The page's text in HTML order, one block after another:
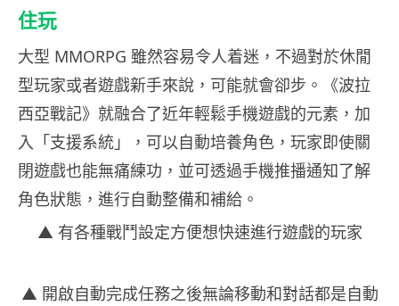
住玩
大型 MMORPG 雖然容易令人着迷，不過對於休閒
型玩家或者遊戲新手來說，可能就會卻步。《波拉
西亞戰記》就融合了近年輕鬆手機遊戲的元素，加
入「支援系統」，可以自動培養角色，玩家即使關
閉遊戲也能無痛練功，並可透過手機推播通知了解
角色狀態，進行自動整備和補給​​。
▲ 有各種戰鬥設定方便想快速進行遊戲的玩家
▲ 開啟自動完成任務之後無論移動和對話都是自動